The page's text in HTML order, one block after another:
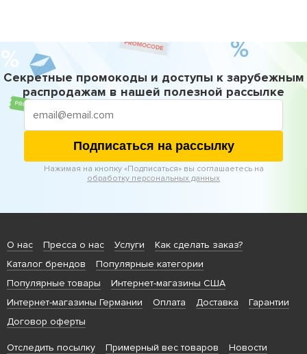
Секретные промокоды и доступы к зарубежным
распродажам в нашей полезной рассылке
Подписаться на рассылку
Нажимая на кнопку «Подписаться» вы соглашаетесь на
обработку персональных данных
О нас Пресса о нас Услуги
Как сделать заказ?
Каталог брендов
Популярные категории
Популярные товары
Интернет-магазины США
Интернет-магазины Германии
Оплата Доставка
Гарантии
Договор оферты
Отследить посылку Примерный вес товаров
Новости